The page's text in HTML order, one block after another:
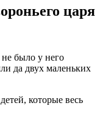
царя
было у него
да двух маленьких
которые весь